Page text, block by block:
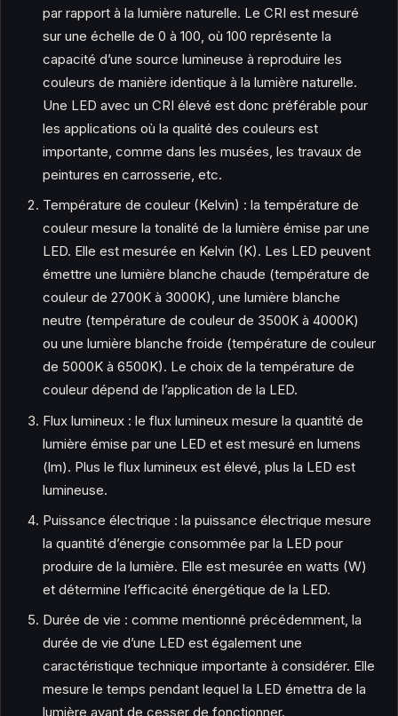
par rapport à la lumière naturelle. Le CRI est mesuré
sur une échelle de 0 à 100, où 100 représente la
capacité d’une source lumineuse à reproduire les
couleurs de manière identique à la lumière naturelle.
Une LED avec un CRI élevé est donc préférable pour
les applications où la qualité des couleurs est
importante, comme dans les musées, les travaux de
peintures en carrosserie, etc.
Température de couleur (Kelvin) : la température de
couleur mesure la tonalité de la lumière émise par une
LED. Elle est mesurée en Kelvin (K). Les LED peuvent
émettre une lumière blanche chaude (température de
couleur de 2700K à 3000K), une lumière blanche
neutre (température de couleur de 3500K à 4000K)
ou une lumière blanche froide (température de couleur
de 5000K à 6500K). Le choix de la température de
couleur dépend de l’application de la LED.
Flux lumineux : le flux lumineux mesure la quantité de
lumière émise par une LED et est mesuré en lumens
(lm). Plus le flux lumineux est élevé, plus la LED est
lumineuse.
Puissance électrique : la puissance électrique mesure
la quantité d’énergie consommée par la LED pour
produire de la lumière. Elle est mesurée en watts (W)
et détermine l’efficacité énergétique de la LED.
Durée de vie : comme mentionné précédemment, la
durée de vie d’une LED est également une
caractéristique technique importante à considérer. Elle
mesure le temps pendant lequel la LED émettra de la
lumière avant de cesser de fonctionner.